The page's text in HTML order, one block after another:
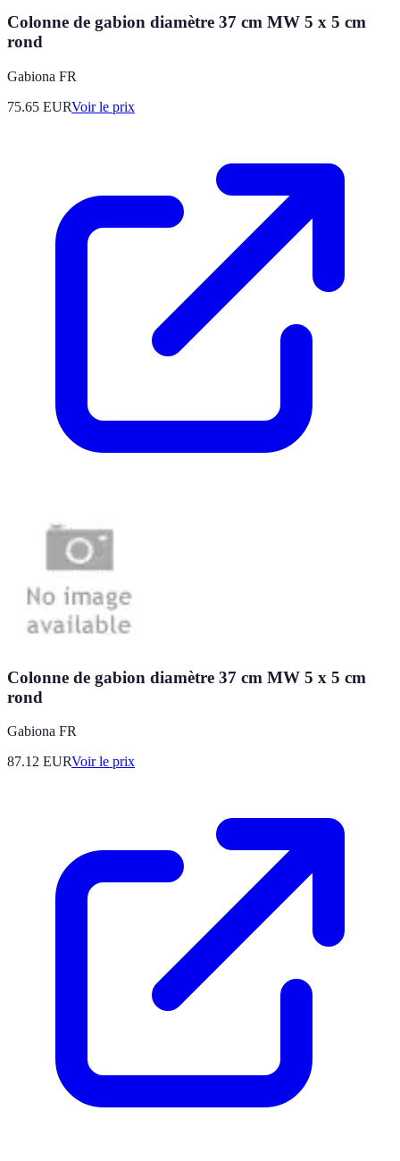
Colonne de gabion diamètre 37 cm MW 5 x 5 cm
rond
Gabiona FR
75.65 EURVoir le prix
Colonne de gabion diamètre 37 cm MW 5 x 5 cm
rond
Gabiona FR
87.12 EURVoir le prix